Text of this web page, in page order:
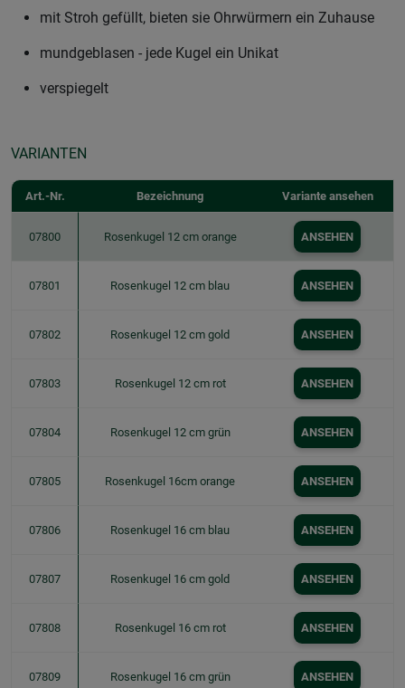
mit Stroh gefüllt, bieten sie Ohrwürmern ein Zuhause
mundgeblasen - jede Kugel ein Unikat
verspiegelt
VARIANTEN
Art.-Nr. Bezeichnung Variante ansehen
07800 Rosenkugel 12 cm orange ANSEHEN
07801 Rosenkugel 12 cm blau ANSEHEN
07802 Rosenkugel 12 cm gold ANSEHEN
07803 Rosenkugel 12 cm rot ANSEHEN
07804 Rosenkugel 12 cm grün ANSEHEN
07805 Rosenkugel 16cm orange ANSEHEN
07806 Rosenkugel 16 cm blau ANSEHEN
07807 Rosenkugel 16 cm gold ANSEHEN
07808 Rosenkugel 16 cm rot ANSEHEN
07809 Rosenkugel 16 cm grün ANSEHEN